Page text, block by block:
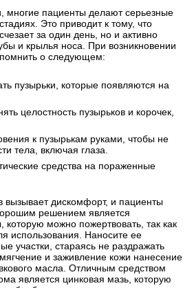
многие пациенты делают серьезные
Это приводит к тому, что
за один день, но и активно
и крылья носа. При возникновении
о следующем:
пузырьки, которые появляются на
целостность пузырьков и корочек,
к пузырькам руками, чтобы не
тела, включая глаза.
средства на пораженные
вызывает дискомфорт, и пациенты
решением является
которую можно пожертвовать, так как
использования. Наносите ее
участки, стараясь не раздражать
и заживление кожи нанесение
масла. Отличным средством
является цинковая мазь, которую